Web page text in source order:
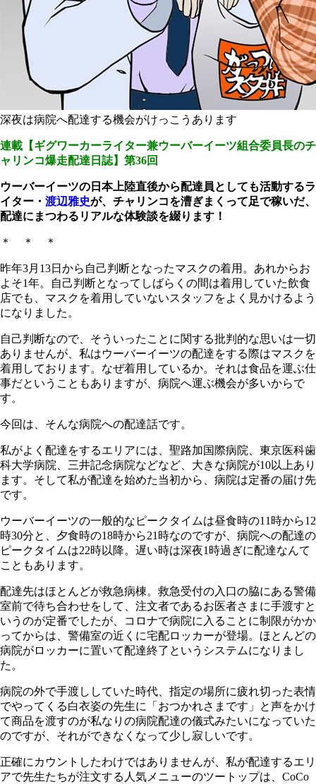
深夜は病院へ配達する機会がけっこうあります
連載【ギグワーカーライター兼ウーバーイーツ組合委員長のチ
ャリンコ爆走配達日誌】第36回
ウーバーイーツの日本上陸直後から配達員としても活動するラ
イター・ 渡辺雅史が、チャリンコを漕ぎまくって足で稼いだ、
配達にまつわるリアルな体験談を綴ります！
＊ ＊ ＊
昨年3月13日から自己判断となったマスクの着用。あれからお
よそ1年。自己判断となってしばらくの間は着用していた飲食
店でも、マスクを着用していないスタッフをよく見かけるよう
になりました。
自己判断なので、そういったことに関する批判的な思いは一切
ありませんが、私はウーバーイーツの配達をする際はマスクを
着用しております。なぜ着用しているか。それは食品を運ぶ仕
事だということもありますが、病院へ運ぶ機会が多いからで
す。
今回は、そんな病院への配達話です。
私がよく配達をするエリアには、聖路加国際病院、東京医科歯
科大学病院、三井記念病院などなど、大きな病院が10以上あり
ます。そして私が配達を始めた当初から、病院は定番の届け先
です。
ウーバーイーツの一般的なピークタイムは昼食時の11時から12
時30分と、夕食時の18時から21時なのですが、病院への配達の
ピークタイムは22時以降。遅い時は深夜1時過ぎに配達なんて
こともあります。
配達先はほとんどが救急病棟。救急受付の入口の脇にある警備
室前で待ち合わせをして、注文者であるお医者さまに手渡すと
いうのが定番でしたが、コロナで病院に入ることに制限がかか
ってからは、警備室の近くに宅配ロッカーが登場。ほとんどの
病院がロッカーに置いて配達終了というシステムになりまし
た。
病院の外で手渡ししていた時代、指定の場所に疲れ切った表情
でやってくる白衣姿の先生に「おつかれさまです」と声をかけ
て商品を渡すのが私なりの病院配達の儀式みたいになっていた
のですが、それができなくなって少し寂しいです。
正確にカウントしたわけではありませんが、私が配達するエリ
アで先生たちが注文する人気メニューのツートップは、CoCo